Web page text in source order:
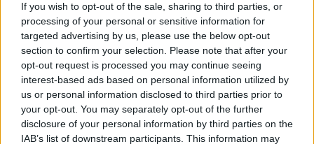
If you wish to opt-out of the sale, sharing to third parties, or
processing of your personal or sensitive information for
targeted advertising by us, please use the below opt-out
section to confirm your selection. Please note that after your
opt-out request is processed you may continue seeing
interest-based ads based on personal information utilized by
us or personal information disclosed to third parties prior to
your opt-out. You may separately opt-out of the further
disclosure of your personal information by third parties on the
IAB’s list of downstream participants. This information may
Kijelentem, hogy azadatkezelési nyilatkozattartalmát
megismertem és azt elfogadom.
Feliratkozom